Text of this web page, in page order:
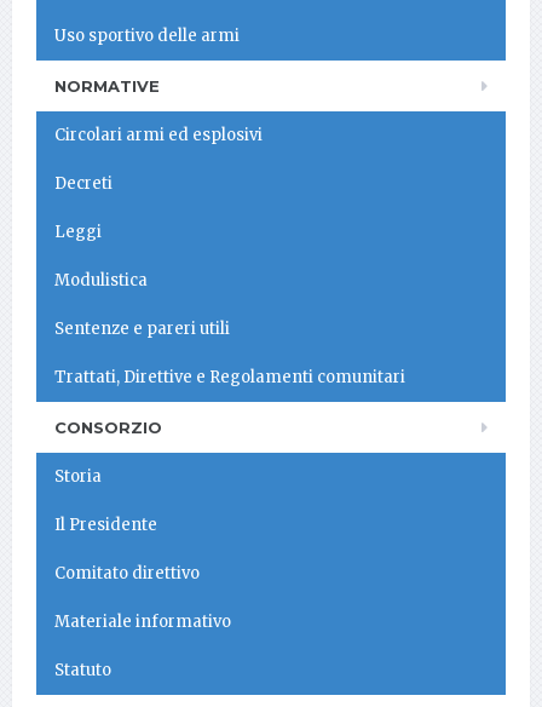
Uso sportivo delle armi
NORMATIVE
Circolari armi ed esplosivi
Decreti
Leggi
Modulistica
Sentenze e pareri utili
Trattati, Direttive e Regolamenti comunitari
CONSORZIO
Storia
Il Presidente
Comitato direttivo
Materiale informativo
Statuto